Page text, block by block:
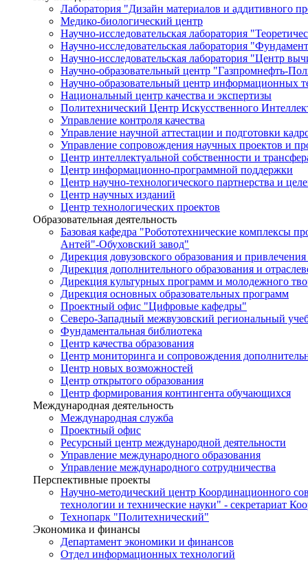
Лаборатория "Дизайн материалов и аддитивного
Медико-биологический центр
Научно-исследовательская лаборатория
Научно-исследовательская лаборатория
Научно-исследовательская лаборатория "Центр
Научно-образовательный центр "Газпромнефть-
Научно-образовательный центр информационных
Национальный центр качества и экспертизы
Политехнический Центр Искусственного
Управление контроля качества
Управление научной аттестации и подготовки
Управление сопровождения научных проектов и
Центр интеллектуальной собственности и
Центр информационно-программной поддержки
Центр научно-технологического партнерства и
Центр научных изданий
Центр технологических проектов
Образовательная деятельность
Базовая кафедра "Робототехнические комплексы
Антей"-Обуховский завод"
Дирекция довузовского образования и привлечения
Дирекция дополнительного образования и
Дирекция культурных программ и молодежного
Дирекция основных образовательных программ
Проектный офис "Цифровые кафедры"
Северо-Западный межвузовский региональный
Фундаментальная библиотека
Центр качества образования
Центр мониторинга и сопровождения
Центр новых возможностей
Центр открытого образования
Центр формирования контингента обучающихся
Международная деятельность
Международная служба
Проектный офис
Ресурсный центр международной деятельности
Управление международного образования
Управление международного сотрудничества
Перспективные проекты
Научно-методический центр Координационного
технологии и технические науки" - секретариат
Технопарк "Политехнический"
Экономика и финансы
Департамент экономики и финансов
Отдел информационных технологий